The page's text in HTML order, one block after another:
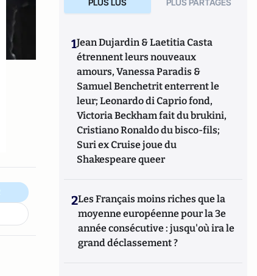
PLUS LUS PLUS PARTAGES
1Jean Dujardin & Laetitia Casta
étrennent leurs nouveaux
amours, Vanessa Paradis &
Samuel Benchetrit enterrent le
leur; Leonardo di Caprio fond,
Victoria Beckham fait du brukini,
Cristiano Ronaldo du bisco-fils;
Suri ex Cruise joue du
Shakespeare queer
2Les Français moins riches que la
moyenne européenne pour la 3e
année consécutive : jusqu'où ira le
grand déclassement ?